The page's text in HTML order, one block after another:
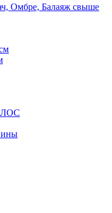
Омбре, Балаяж свыше